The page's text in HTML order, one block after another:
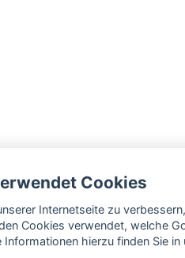
Cookies
Internetseite zu
Cookies verwendet, welche
hierzu finden Sie in